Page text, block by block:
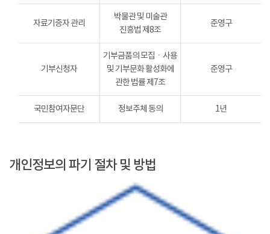
자료기증자 관리
박물관 및 미술관
진흥법 제8조
준영구
기부신청자
기부금품의 모집ㆍ사용
및 기부문화 활성화에
관한 법률 제7조
준영구
국민참여자문단 정보주체 동의 1년
개인정보의 파기 절차 및 방법